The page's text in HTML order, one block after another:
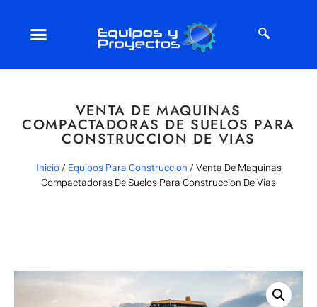
VENTA DE MAQUINAS
COMPACTADORAS DE SUELOS PARA
CONSTRUCCION DE VIAS
Inicio/ Equipos Para Construccion/ Venta De Maquinas
Compactadoras De Suelos Para Construccion De Vias